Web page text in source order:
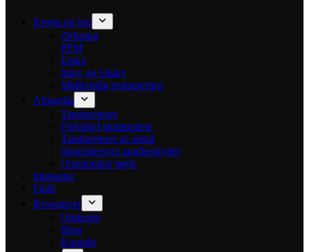
Krone og bro
Zirkonia
PFM
Emax
Inlay og Onlay
Midlertidig restaurering
Aftagelig
Tandproteser
Fleksibel tandprotese
Tandproteser af metal
Skræddersyet tandbeskytter
Ortodontisk bøjle
Implantat
Finér
Ressourcer
Omkring
Blog
Kontakt